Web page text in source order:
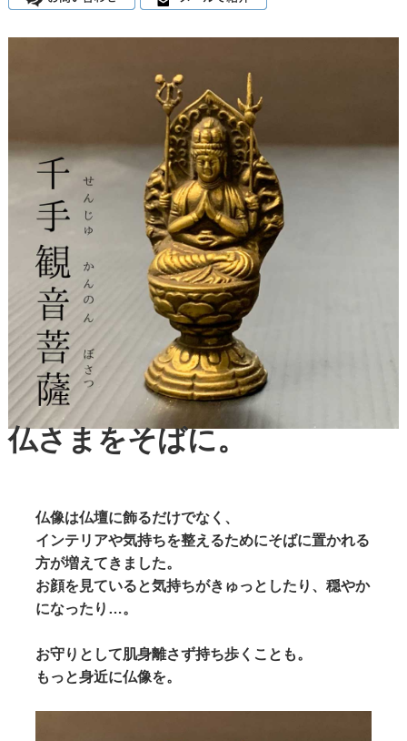
仏さまをそばに。
仏像は仏壇に飾るだけでなく、
インテリアや気持ちを整えるためにそばに置かれる
方が増えてきました。
お顔を見ていると気持ちがきゅっとしたり、穏やか
になったり…。
お守りとして肌身離さず持ち歩くことも。
もっと身近に仏像を。